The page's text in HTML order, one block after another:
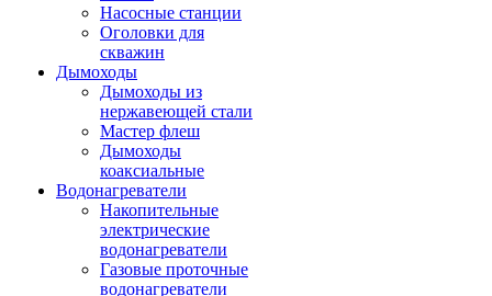
Насосные станции
Оголовки для
скважин
Дымоходы
Дымоходы из
нержавеющей стали
Мастер флеш
Дымоходы
коаксиальные
Водонагреватели
Накопительные
электрические
водонагреватели
Газовые проточные
водонагреватели